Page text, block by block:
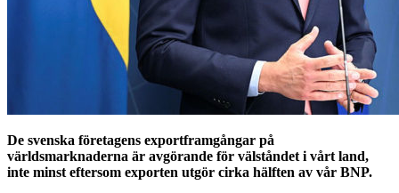
De svenska företagens exportframgångar på
världsmarknaderna är avgörande för välståndet i vårt land,
inte minst eftersom exporten utgör cirka hälften av vår BNP.